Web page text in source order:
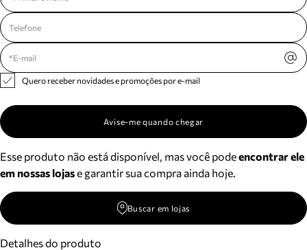
Quero receber novidades e promoções por e-mail
Avise-me quando chegar
Esse produto não está disponível, mas você podeencontrar ele
em nossas lojase garantir sua compra ainda hoje.
Buscar em lojas
Detalhes do produto